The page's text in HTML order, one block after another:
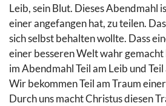
Leib, sein Blut. Dieses Abendmahl
einer angefangen hat, zu teilen.
sich selbst behalten wollte. Dass
einer besseren Welt wahr
im Abendmahl Teil am Leib und
Wir bekommen Teil am Traum
Durch uns macht Christus diesen